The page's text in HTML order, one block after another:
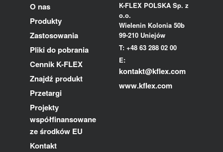
O nas
Produkty
Zastosowania
Pliki do pobrania
Cennik K-FLEX
Znajdź produkt
Przetargi
Projekty
współfinansowane
ze środków EU
Kontakt
K-FLEX POLSKA Sp. z
o.o.
Wielenin Kolonia 50b
99-210 Uniejów
T: +48 63 288 02 00
E:
kontakt@kflex.com
www.kflex.com